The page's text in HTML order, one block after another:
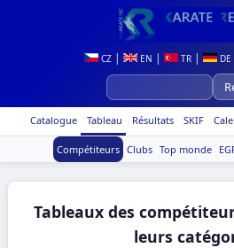
CZ| EN | TR| DE
Catalogue Tableau Résultats SKIF
Compétiteurs Clubs Top monde
Tableaux des
leurs